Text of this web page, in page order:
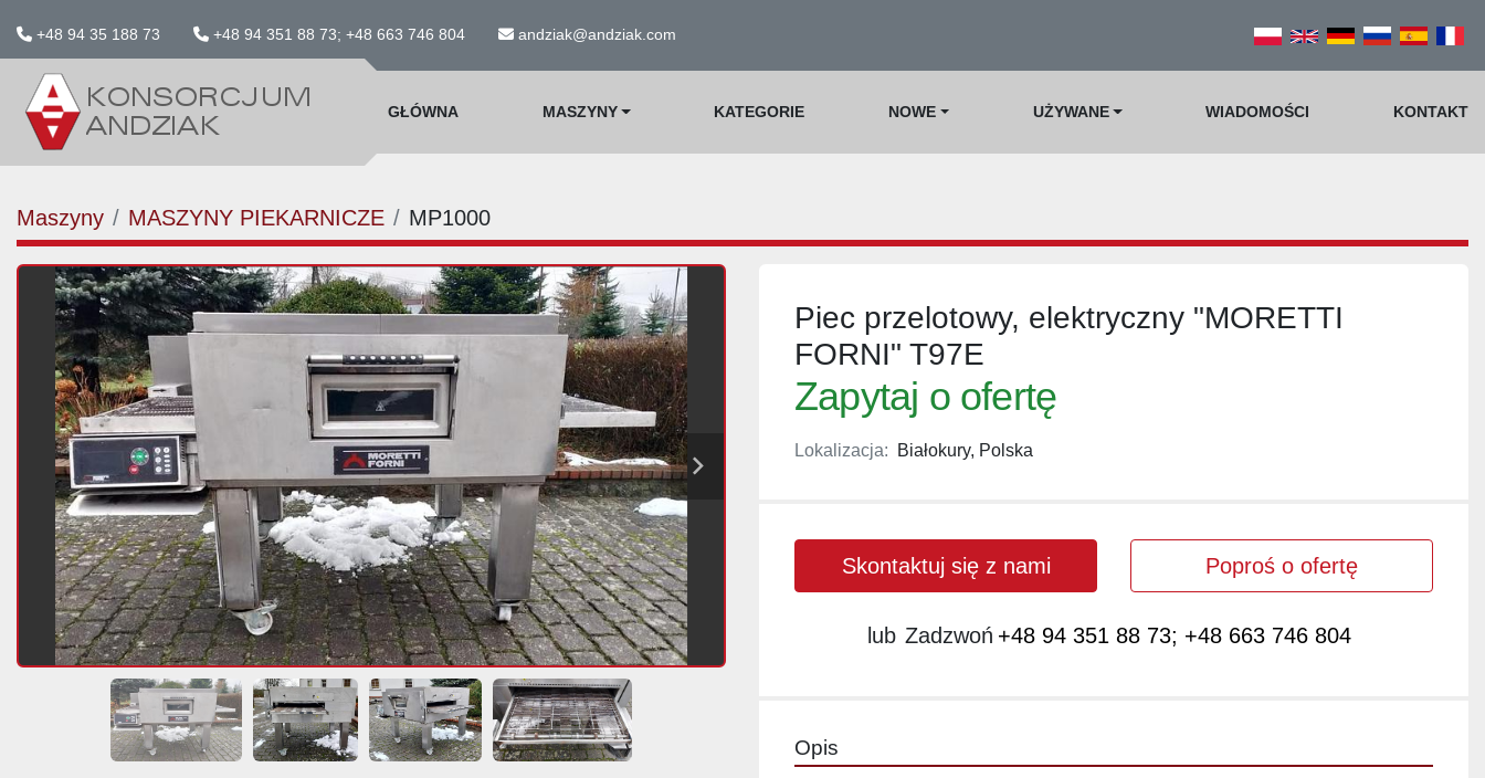
+48 94 35 188 73 +48 94 351 88 73; +48 663 746 804 andziak@andziak.com
GŁÓWNA MASZYNY KATEGORIE NOWE UŻYWANE WIADOMOŚCI KONTAKT
Maszyny MASZYNY PIEKARNICZE MP1000
Piec przelotowy, elektryczny "MORETTI
FORNI" T97E
Zapytaj o ofertę
Lokalizacja: Białokury, Polska
Skontaktuj się z nami Poproś o ofertę
lub Zadzwoń +48 94 351 88 73; +48 663 746 804
Opis